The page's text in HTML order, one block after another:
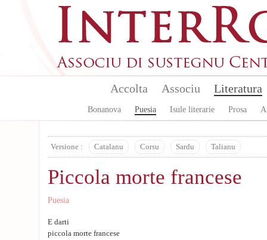
Accolta Associu Literatura
Bonanova Puesia Isule literarie Prosa
Versione : Catalanu Corsu Sardu Talianu
Piccola morte francese
Puesia
E darti
piccola morte francese